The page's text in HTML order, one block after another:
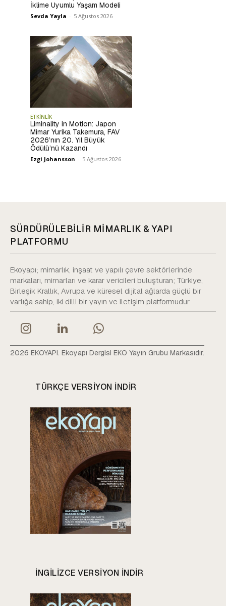
İklime Uyumlu Yaşam Modeli
Sevda Yayla - 5 Ağustos 2026
ETKİNLİK
Liminality in Motion: Japon
Mimar Yurika Takemura, FAV
2026’nın 20. Yıl Büyük
Ödülü’nü Kazandı
Ezgi Johansson - 5 Ağustos 2026
SÜRDÜRÜLEBİLİR MİMARLIK & YAPI
PLATFORMU
Ekoyapı; mimarlık, inşaat ve yapılı çevre sektörlerinde
markaları, mimarları ve karar vericileri buluşturan; Türkiye,
Birleşik Krallık, Avrupa ve küresel dijital ağlarda güçlü bir
varlığa sahip, iki dilli bir yayın ve iletişim platformudur.
2026 EKOYAPI. Ekoyapı Dergisi EKO Yayın Grubu Markasıdır.
TÜRKÇE VERSIYON INDIR
INGILIZCE VERSIYON INDIR